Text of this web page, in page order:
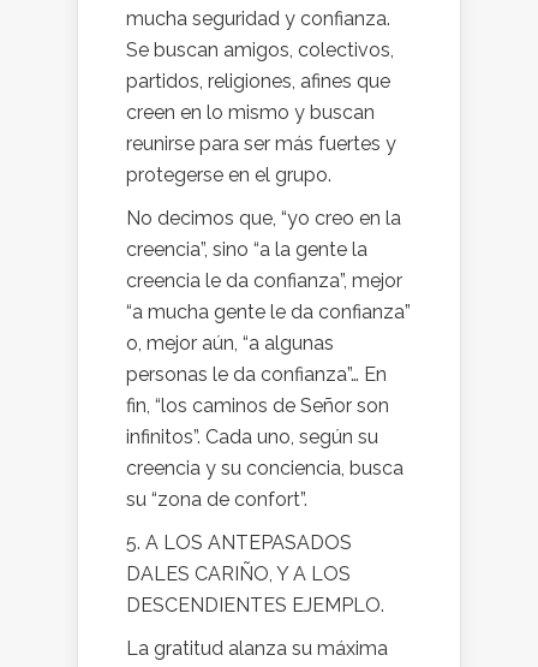
mucha seguridad y confianza.
Se buscan amigos, colectivos,
partidos, religiones, afines que
creen en lo mismo y buscan
reunirse para ser más fuertes y
protegerse en el grupo.
No decimos que, “yo creo en la
creencia”, sino “a la gente la
creencia le da confianza”, mejor
“a mucha gente le da confianza”
o, mejor aún, “a algunas
personas le da confianza”… En
fin, “los caminos de Señor son
infinitos”. Cada uno, según su
creencia y su conciencia, busca
su “zona de confort”.
5. A LOS ANTEPASADOS
DALES CARIÑO, Y A LOS
DESCENDIENTES EJEMPLO.
La gratitud alanza su máxima